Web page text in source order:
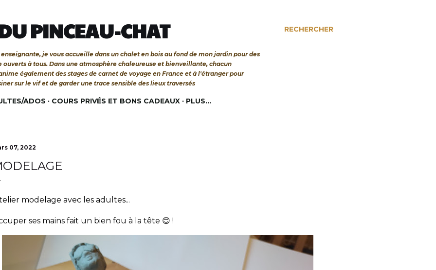
RECHERCHER
PINCEAU-CHAT
je vous accueille dans un chalet en bois au fond de mon jardin pour des
ouverts à tous. Dans une atmosphère chaleureuse et bienveillante, chacun
également des stages de carnet de voyage en France et à l'étranger pour
sur le vif et de garder une trace sensible des lieux traversés
ADOS COURS PRIVÉS ET BONS CADEAUX PLUS…
07, 2022
modelage avec les adultes...
ses mains fait un bien fou à la tête 😊 !